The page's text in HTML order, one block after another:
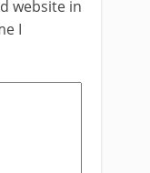
website in
I